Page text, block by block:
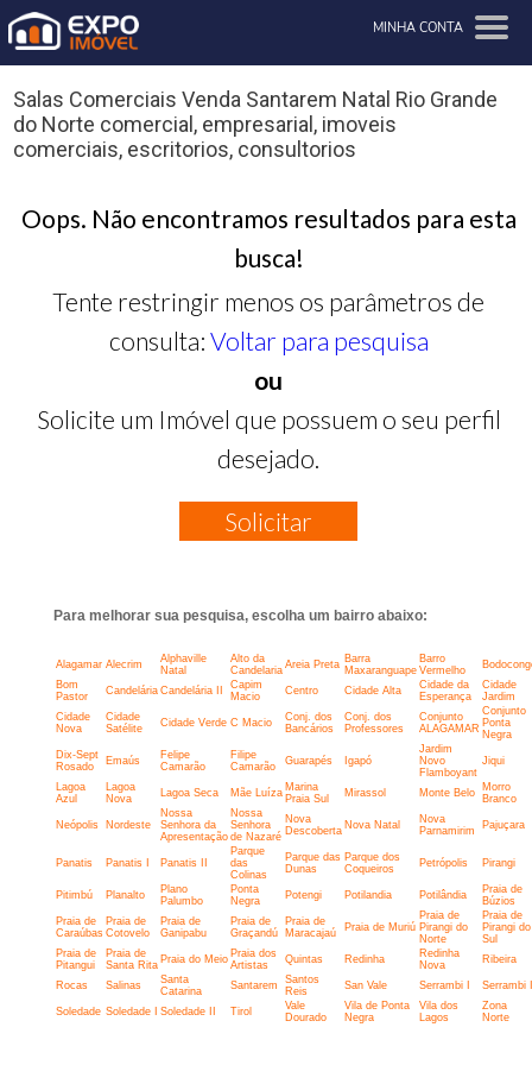
MINHA CONTA
Salas Comerciais Venda Santarem Natal Rio Grande
do Norte comercial, empresarial, imoveis
comerciais, escritorios, consultorios
Oops. Não encontramos resultados para esta
busca!
Tente restringir menos os parâmetros de
consulta: Voltar para pesquisa
ou
Solicite um Imóvel que possuem o seu perfil
desejado.
Solicitar
Para melhorar sua pesquisa, escolha um bairro abaixo:
Alagamar Alecrim
Alphaville
Natal
Alto da
Candelaria Areia Preta Barra
Maxaranguape
Barro
Vermelho
Bom
Pastor
Candelária Candelária II
Capim
Macio
Centro Cidade Alta
Cidade da
Esperança
Cidade
Jardim
Cidade
Nova
Cidade
Satélite
Cidade Verde C Macio
Conj. dos
Bancários
Conj. dos
Professores
Conjunto
ALAGAMAR
Conjunto
Ponta
Negra
Dix-Sept
Rosado
Emaús
Felipe
Camarão
Filipe
Camarão
Guarapés Igapó
Jardim
Novo
Flamboyant
Jiqui
Lagoa
Azul
Lagoa
Nova
Lagoa Seca Mãe Luíza Marina
Praia Sul
Mirassol Monte Belo
Morro
Branco
Neópolis Nordeste
Nossa
Senhora da
Apresentação
Nossa
Senhora
de Nazaré
Nova
Descoberta Nova Natal
Nova
Parnamirim
Pajuçara
Panatis Panatis I Panatis II
Parque
das
Colinas
Parque das
Dunas
Parque dos
Coqueiros
Petrópolis Pirangi
Pitimbú Planalto
Plano
Palumbo
Ponta
Negra
Potengi Potilandia Potilândia
Praia de
Búzios
Praia de
Caraúbas
Praia de
Cotovelo
Praia de
Ganipabu
Praia de
Graçandú
Praia de
Maracajaú
Praia de Muriú
Praia de
Pirangi do
Norte
Praia de
Pirangi do
Sul
Praia de
Pitangui
Praia de
Santa Rita Praia do Meio Praia dos
Artistas
Quintas Redinha
Redinha
Nova
Ribeira
Rocas Salinas
Santa
Catarina
Santarem
Santos
Reis
San Vale Serrambi I Serrambi
Soledade Soledade I Soledade II Tirol
Vale
Dourado
Vila de Ponta
Negra
Vila dos
Lagos
Zona
Norte